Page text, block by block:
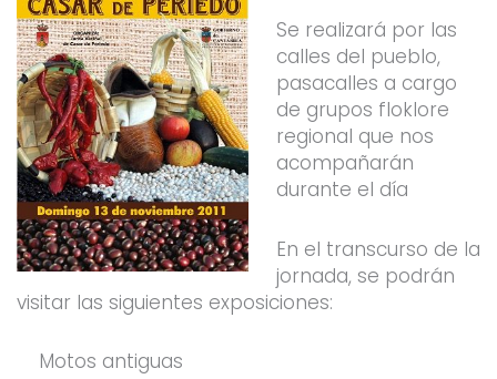
Se realizará por las
calles del pueblo,
pasacalles a cargo
de grupos floklore
regional que nos
acompañarán
durante el día
En el transcurso de la
jornada, se podrán
visitar las siguientes exposiciones:
Motos antiguas